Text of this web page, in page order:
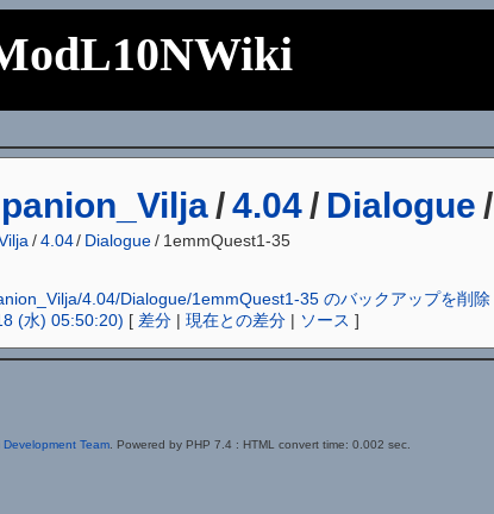
/4.04 / Dialogue /
/ 4.04/ Dialogue/ 1emmQuest1-35
4.04/Dialogue/1emmQuest1-35 のバックアップを削除
(水) 05:50:20) [ 差分 |現在との差分 | ソース ]
Development Team. Powered by PHP 7.4 : HTML convert time: 0.002 sec.